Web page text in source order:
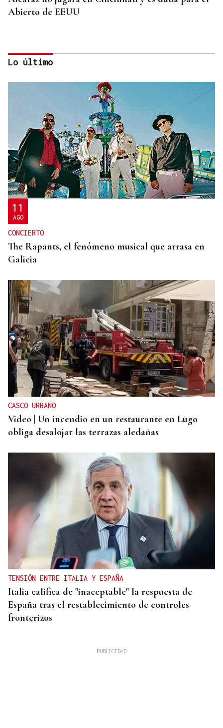
Abierto de EEUU
SUSTITUTO DEL OURENSANO
Vázquez Alvite, nuevo presidente del Comité
Técnico en Galicia
Lo último
11
AGO
CONCIERTO
The Rapants, el fenómeno musical que arrasa en
Galicia
CASCO URBANO
Video | Un incendio en un restaurante en Lugo
obliga desalojar las terrazas aledañas
TENSIÓN ENTRE ITALIA Y ESPAÑA
Italia califica de "inaceptable" la respuesta de
España tras el restablecimiento de controles
fronterizos